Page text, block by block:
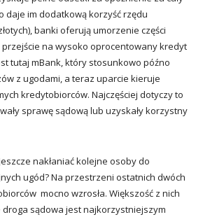
daje im dodatkową korzyść rzędu
banki oferują umorzenie części
przejście na wysoko oprocentowany kredyt
tutaj mBank, który stosunkowo późno
z ugodami, a teraz uparcie kieruje
kredytobiorców. Najczęściej dotyczy to
sprawę sądową lub uzyskały korzystny
nakłaniać kolejne osoby do
ugód? Na przestrzeni ostatnich dwóch
mocno wzrosła. Większość z nich
sądowa jest najkorzystniejszym